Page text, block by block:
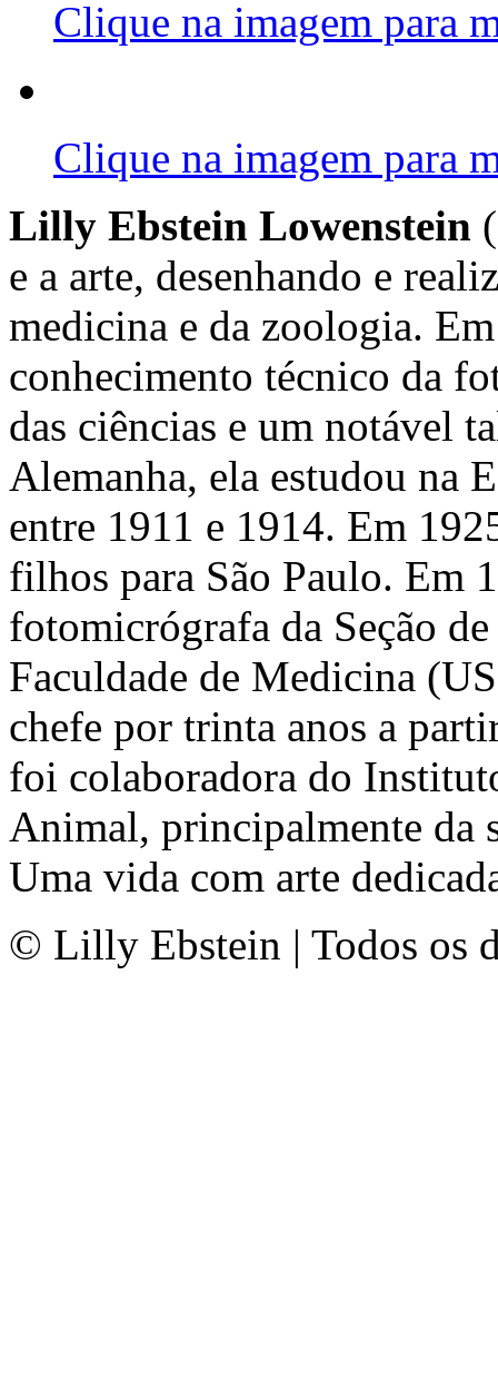
Clique na imagem para
Clique na imagem para
Lilly Ebstein Lowenstein
e a arte, desenhando e
medicina e da zoologia.
conhecimento técnico da
das ciências e um notável
Alemanha, ela estudou na
entre 1911 e 1914. Em
filhos para São Paulo. Em
fotomicrógrafa da Seção
Faculdade de Medicina
chefe por trinta anos a
foi colaboradora do
Animal, principalmente da
Uma vida com arte
© Lilly Ebstein | Todos os